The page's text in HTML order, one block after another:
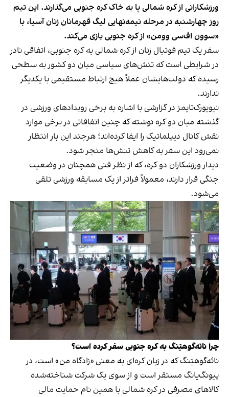
ورزشکارانی از کره شمالی پا به خاک کره جنوبی می‌گذارند. این تیم
روز چهارشنبه در مرحله نیمه‌نهایی لیگ قهرمانان زنان آسیا، با
«سوون اف‌سی وومن» از کره جنوبی بازی می‌کند.
سفر یک تیم فوتبال زنان از کره شمالی به کره جنوبی، اتفاقی نادر
در شرایطی است که تنش‌های سیاسی میان دو کشور به سطحی
رسیده که دولت‌هایشان عملاً هیچ ارتباط مستقیمی با یکدیگر
ندارند.
نیویورک‌تایمز در گزارشی با اشاره به برخی رویدادهای ورزشی در
گذشته میان دو کره نوشته که چنین اتفاقاتی در برخی موارد
نقش کانال دیپلماتیک را ایفا کرده‌اند؛ هرچند این بار انتظار
نمی‌رود این سفر به کاهش تنش‌ها منجر شود.
دیدار ورزشکاران دو کره، که از نظر فنی همچنان در وضعیت
جنگی قرار دارند، معمولاً فراتر از یک مسابقه ورزشی تلقی
می‌شود.
چرا نائه‌گو‌هیَنگ به کره جنوبی سفر کرده است؟
نائه‌گو‌هیَنگ که در زبان کره‌ای به معنی «زادگاه من» است، در
پیونگ‌یانگ مستقر است و از سوی یک شرکت شناخته‌شده
کالاهای مصرفی در کره شمالی با همین نام حمایت مالی